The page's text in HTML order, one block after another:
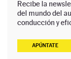
Recibe la
del mundo del
conducción y
APÚNTATE